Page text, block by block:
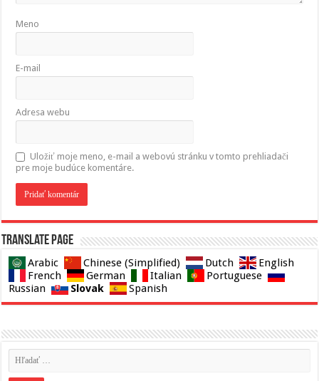
Meno
E-mail
Adresa webu
Uložiť moje meno, e-mail a webovú stránku v tomto prehliadači
pre moje budúce komentáre.
Translate page
Arabic Chinese (Simplified) Dutch
English
French
German Italian
Portuguese
Russian
Slovak Spanish